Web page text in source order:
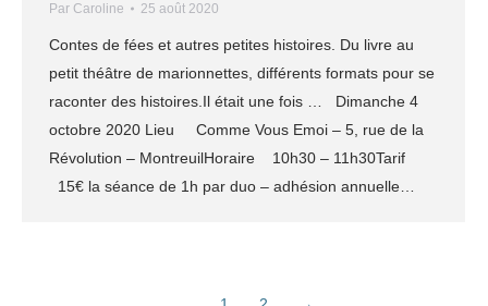
Par Caroline 25 août 2020
Contes de fées et autres petites histoires. Du livre au
petit théâtre de marionnettes, différents formats pour se
raconter des histoires.Il était une fois … Dimanche 4
octobre 2020 Lieu Comme Vous Emoi – 5, rue de la
Révolution – MontreuilHoraire 10h30 – 11h30Tarif
15€ la séance de 1h par duo – adhésion annuelle…